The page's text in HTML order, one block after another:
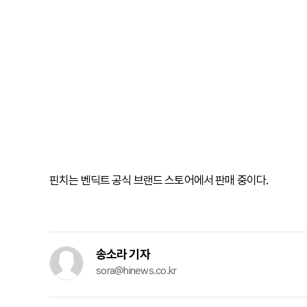
핀치는 벤딕트 공식 브랜드 스토어에서 판매 중이다.
송소라 기자
sora@hinews.co.kr